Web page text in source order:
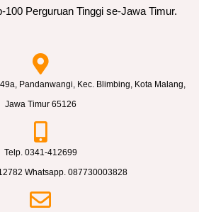
100 Perguruan Tinggi se-Jawa Timur.
Pandanwangi, Kec. Blimbing, Kota Malang,
Jawa Timur 65126
Telp. 0341-412699
Whatsapp. 087730003828